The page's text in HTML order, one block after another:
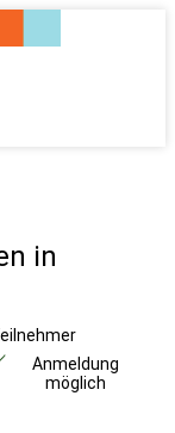
in
Anmeldung
möglich